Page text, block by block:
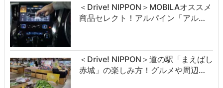
＜Drive! NIPPON＞MOBILAオススメ
商品セレクト！アルパイン「アル…
＜Drive! NIPPON＞道の駅「まえばし
赤城」の楽しみ方！グルメや周辺…